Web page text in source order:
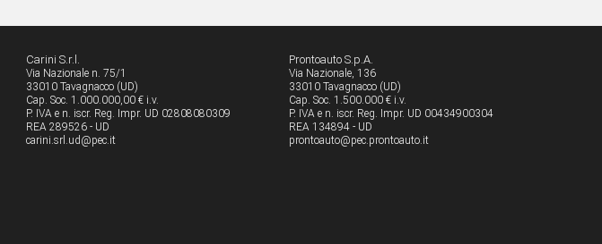
Carini S.r.l.
Via Nazionale n. 75/1
33010 Tavagnacco (UD)
Cap. Soc. 1.000.000,00 € i.v.
P. IVA e n. iscr. Reg. Impr. UD 02808080309
REA 289526 - UD
carini.srl.ud@pec.it
Prontoauto S.p.A.
Via Nazionale, 136
33010 Tavagnacco (UD)
Cap. Soc. 1.500.000 € i.v.
P. IVA e n. iscr. Reg. Impr. UD 00434900304
REA 134894 - UD
prontoauto@pec.prontoauto.it